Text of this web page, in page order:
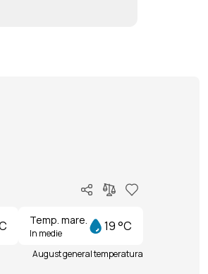
Temp. mare.
In medie 19 °C
August general temperatura